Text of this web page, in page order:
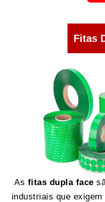
Fitas
As fitas dupla face
industriais que